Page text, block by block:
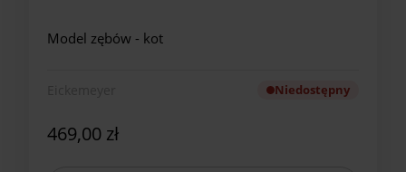
Model zębów - kot
Niedostępny
469,00 zł